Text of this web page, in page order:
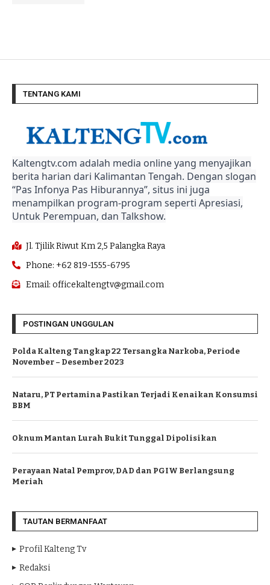
TENTANG KAMI
Kaltengtv.com adalah media online yang menyajikan
berita harian dari Kalimantan Tengah. Dengan slogan
“Pas Infonya Pas Hiburannya”, situs ini juga
menampilkan program-program seperti Apresiasi,
Untuk Perempuan, dan Talkshow.
Jl. Tjilik Riwut Km 2,5 Palangka Raya
Phone: +62 819-1555-6795
Email: officekaltengtv@gmail.com
POSTINGAN UNGGULAN
Polda Kalteng Tangkap 22 Tersangka Narkoba, Periode
November – Desember 2023
Nataru, PT Pertamina Pastikan Terjadi Kenaikan Konsumsi
BBM
Oknum Mantan Lurah Bukit Tunggal Dipolisikan
Perayaan Natal Pemprov, DAD dan PGIW Berlangsung
Meriah
TAUTAN BERMANFAAT
Profil Kalteng Tv
Redaksi